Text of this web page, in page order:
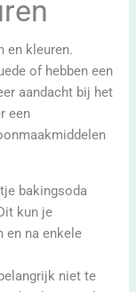
en kleuren.
of hebben een
aandacht bij het
een
bakingsoda
kun je
en na enkele
niet te